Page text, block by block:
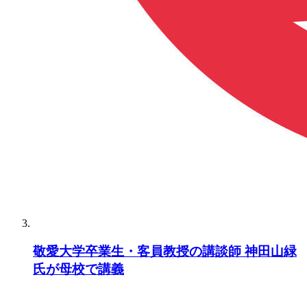
敬愛大学卒業生・客員教授の講談師 神田山緑
氏が母校で講義